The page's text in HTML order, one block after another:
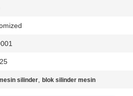
silinder,blok silinder mesin